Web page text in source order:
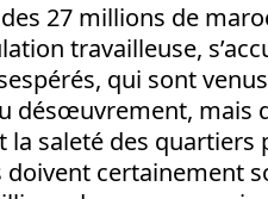
27 millions de
travailleuse,
qui sont
désœuvrement, mais
la saleté des
doivent certainement